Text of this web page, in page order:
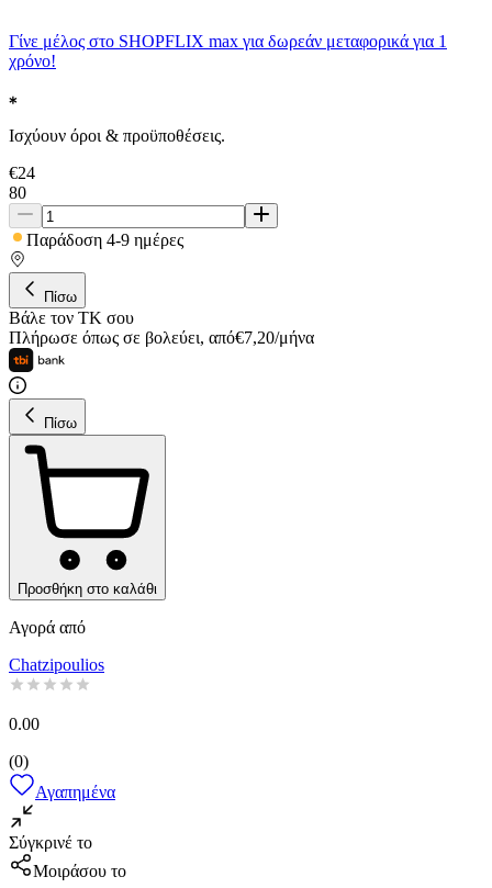
Γίνε μέλος στο SHOPFLIX max για δωρεάν μεταφορικά για 1
χρόνο!
Ισχύουν όροι & προϋποθέσεις.
€24
80
Παράδοση 4-9 ημέρες
Πίσω
Βάλε τον ΤΚ σου
Πλήρωσε όπως σε βολεύει, από€7,20/μήνα
Πίσω
Προσθήκη στο καλάθι
Αγορά από
Chatzipoulios
0.00
(0)
Αγαπημένα
Σύγκρινέ το
Μοιράσου το